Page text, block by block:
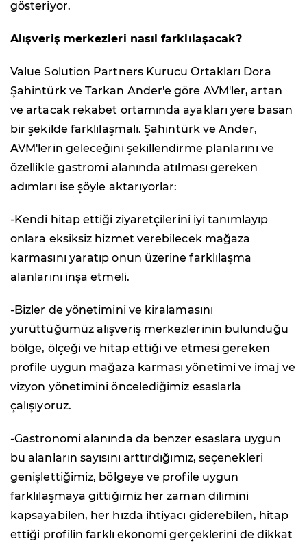
gösteriyor.
Alışveriş merkezleri nasıl farklılaşacak?
Value Solution Partners Kurucu Ortakları Dora
Şahintürk ve Tarkan Ander'e göre AVM'ler, artan
ve artacak rekabet ortamında ayakları yere basan
bir şekilde farklılaşmalı. Şahintürk ve Ander,
AVM'lerin geleceğini şekillendirme planlarını ve
özellikle gastromi alanında atılması gereken
adımları ise şöyle aktarıyorlar:
-Kendi hitap ettiği ziyaretçilerini iyi tanımlayıp
onlara eksiksiz hizmet verebilecek mağaza
karmasını yaratıp onun üzerine farklılaşma
alanlarını inşa etmeli.
-Bizler de yönetimini ve kiralamasını
yürüttüğümüz alışveriş merkezlerinin bulunduğu
bölge, ölçeği ve hitap ettiği ve etmesi gereken
profile uygun mağaza karması yönetimi ve imaj ve
vizyon yönetimini öncelediğimiz esaslarla
çalışıyoruz.
-Gastronomi alanında da benzer esaslara uygun
bu alanların sayısını arttırdığımız, seçenekleri
genişlettiğimiz, bölgeye ve profile uygun
farklılaşmaya gittiğimiz her zaman dilimini
kapsayabilen, her hızda ihtiyacı giderebilen, hitap
ettiği profilin farklı ekonomi gerçeklerini de dikkat